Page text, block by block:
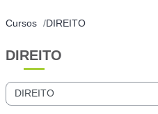
Cursos DIREITO
DIREITO
Categorías